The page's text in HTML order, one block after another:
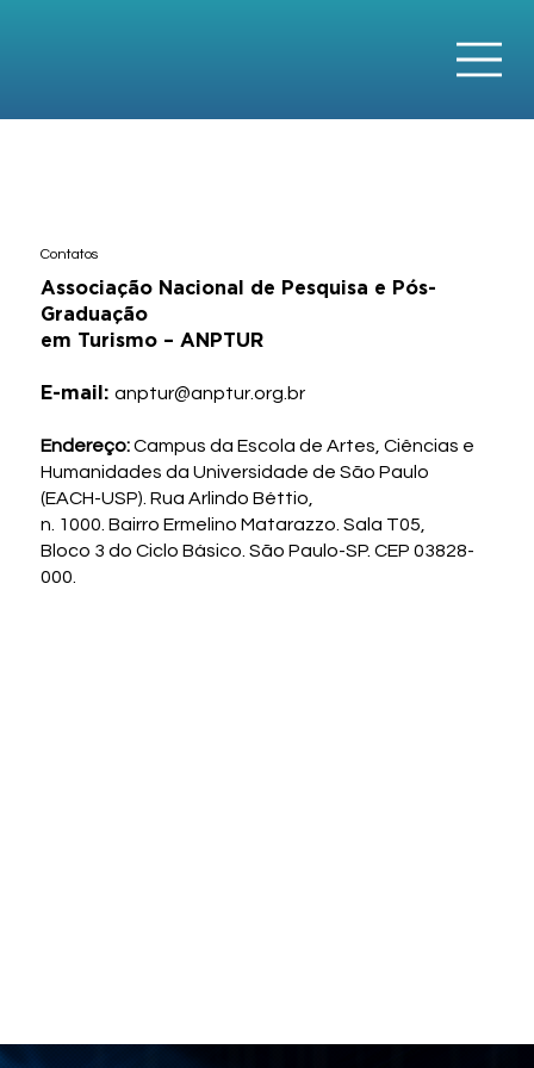
Contatos
Associação Nacional de Pesquisa e Pós-
Graduação
em Turismo – ANPTUR
E-mail:anptur@anptur.org.br
Endereço:Campus da Escola de Artes, Ciências e
Humanidades da Universidade de São Paulo
(EACH-USP). Rua Arlindo Béttio,
n. 1000. Bairro Ermelino Matarazzo. Sala T05,
Bloco 3 do Ciclo Básico. São Paulo-SP. CEP 03828-
000.